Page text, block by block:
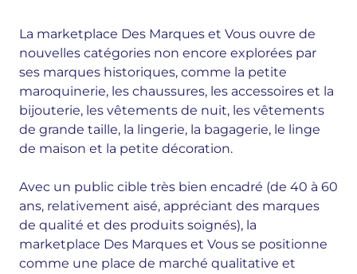
La marketplace Des Marques et Vous ouvre de
nouvelles catégories non encore explorées par
ses marques historiques, comme la petite
maroquinerie, les chaussures, les accessoires et la
bijouterie, les vêtements de nuit, les vêtements
de grande taille, la lingerie, la bagagerie, le linge
de maison et la petite décoration.
Avec un public cible très bien encadré (de 40 à 60
ans, relativement aisé, appréciant des marques
de qualité et des produits soignés), la
marketplace Des Marques et Vous se positionne
comme une place de marché qualitative et